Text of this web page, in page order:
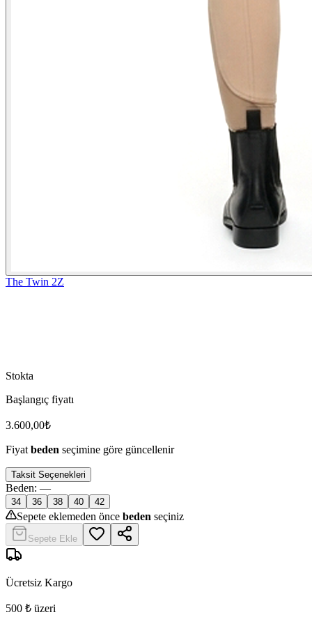
The Twin 2Z
Stokta
Başlangıç fiyatı
3.600,00₺
Fiyat beden seçimine göre güncellenir
Taksit Seçenekleri
Beden: —
34 36 38 40 42
Sepete eklemeden önce beden seçiniz
Sepete Ekle
Ücretsiz Kargo
500 ₺ üzeri